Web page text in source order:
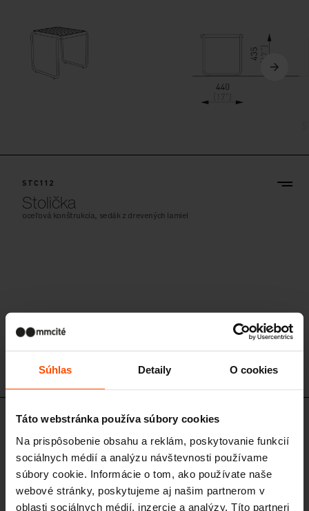
Súhlas Detaily O cookies
Táto webstránka používa súbory cookies
Na prispôsobenie obsahu a reklám, poskytovanie funkcií
sociálnych médií a analýzu návštevnosti používame
súbory cookie. Informácie o tom, ako používate naše
webové stránky, poskytujeme aj našim partnerom v
oblasti sociálnych médií, inzercie a analýzy. Títo partneri
STC112
Stolička
oceľová konštrukcia, sedák z drevených lamiel
STC412
Stolička
oceľová konštrukcia, sedák z HPL